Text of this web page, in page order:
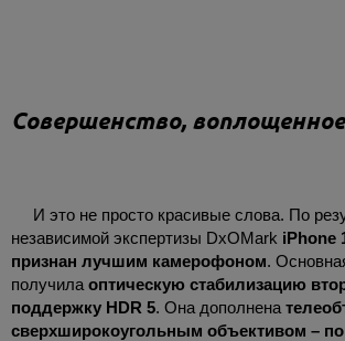
Совершенство,
И это не просто красивые слова. По
независимой экспертизы DxOMark iPhone
признан лучшим камерофоном.
получила оптическую стабилизацию
поддержку HDR 5. Она дополнена
сверхширокоугольным объективом –